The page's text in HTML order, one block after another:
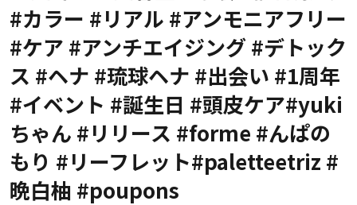
#カラー #リアル #アンモニアフリー
#ケア #アンチエイジング #デトック
ス #ヘナ #琉球ヘナ #出会い #1周年
#イベント #誕生日 #頭皮ケア#yuki
ちゃん #リリース #forme #んぱの
もり #リーフレット#paletteetriz #
晩白柚 #poupons